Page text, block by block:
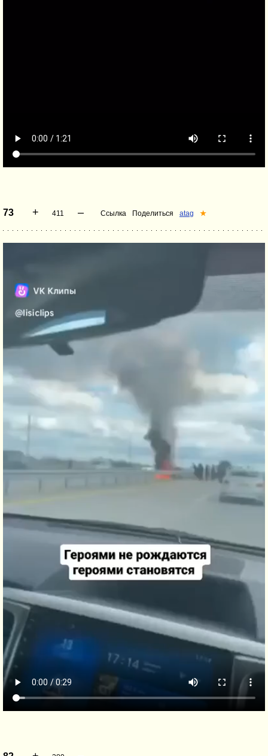
73 + 411 – Ссылка Поделиться atag ★